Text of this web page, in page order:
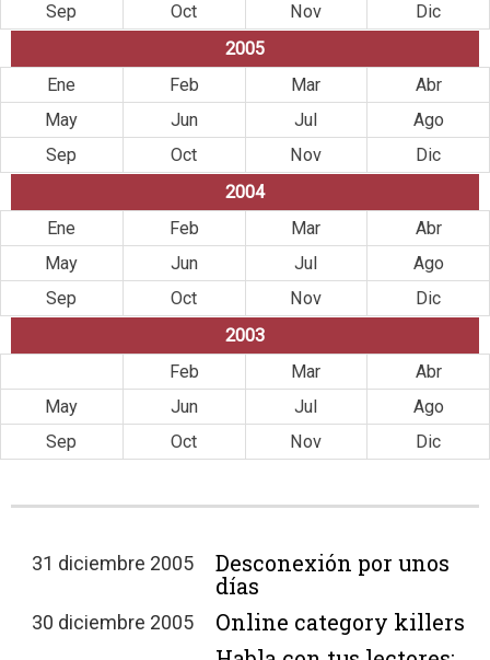
Sep
Oct Nov
Dic
2005
Ene
Feb Mar
Abr
May
Jun Jul
Ago
Sep
Oct Nov
Dic
2004
Ene
Feb Mar
Abr
May
Jun Jul
Ago
Sep
Oct Nov
Dic
2003
Feb Mar
Abr
May
Jun Jul
Ago
Sep
Oct Nov Dic
31 diciembre 2005
Desconexión por unos
días
30 diciembre 2005
Online category killers